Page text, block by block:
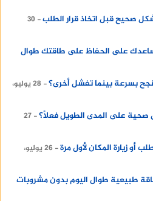
رونالدو
tom ford white
غسالات سامسونج
صحيح قبل اتخاذ قرار الطلب
30
على الحفاظ على طاقتك طوال
بسرعة بينما تفشل أخرى؟
28 يوليو،
صحية على المدى الطويل فعلًا؟ 27
أو زيارة المكان لأول مرة
26 يوليو،
طبيعية طوال اليوم بدون مشروبات